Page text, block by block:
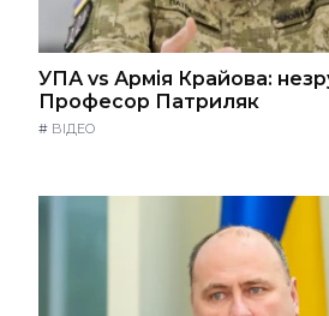
УПА vs Армія Крайова:
Професор Патриляк
# ВІДЕО